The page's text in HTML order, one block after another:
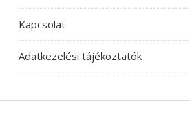
Kapcsolat
Adatkezelési tájékoztatók